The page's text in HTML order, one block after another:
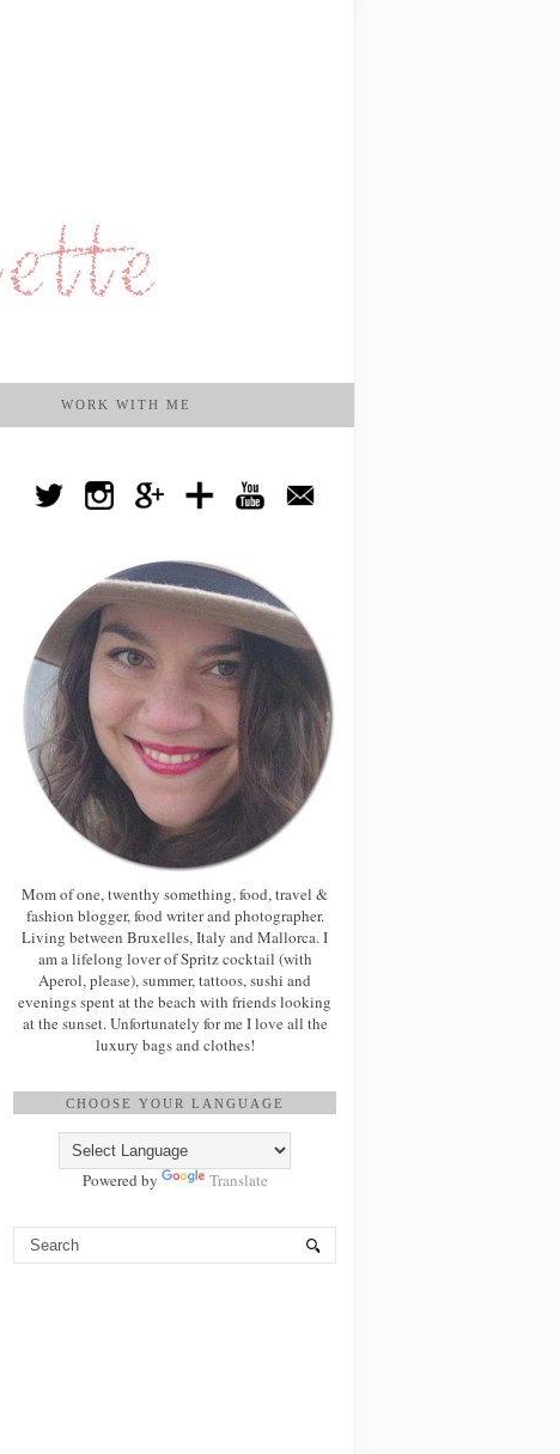
WORK WITH ME
Mom of one, twenthy something, food, travel &
fashion blogger, food writer and photographer.
Living between Bruxelles, Italy and Mallorca. I
am a lifelong lover of Spritz cocktail (with
Aperol, please), summer, tattoos, sushi and
evenings spent at the beach with friends looking
at the sunset. Unfortunately for me I love all the
luxury bags and clothes!
CHOOSE YOUR LANGUAGE
Powered by Translate